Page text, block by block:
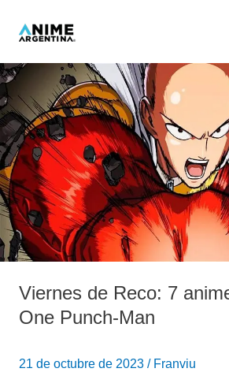
Viernes de Reco: 7
One Punch-Man
21 de octubre de 2023 / Franviu
Viernes
Reco:
7
animes
parecidos
a
One
Punch-
Man